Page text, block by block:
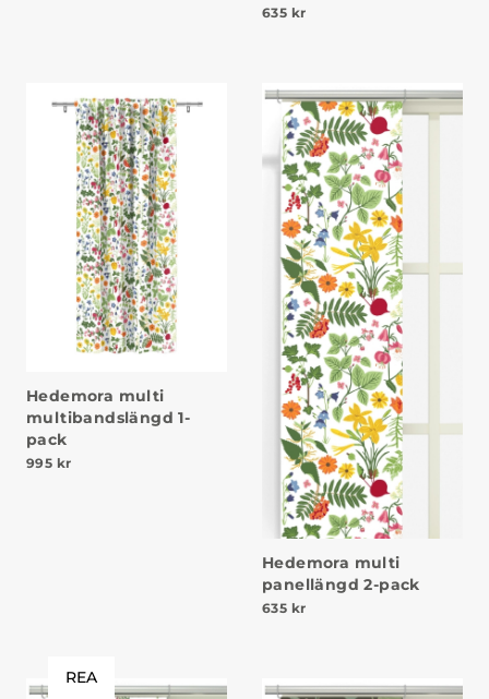
635 kr
Hedemora multi
multibandslängd 1-
pack
995 kr
Hedemora multi
panellängd 2-pack
635 kr
REA